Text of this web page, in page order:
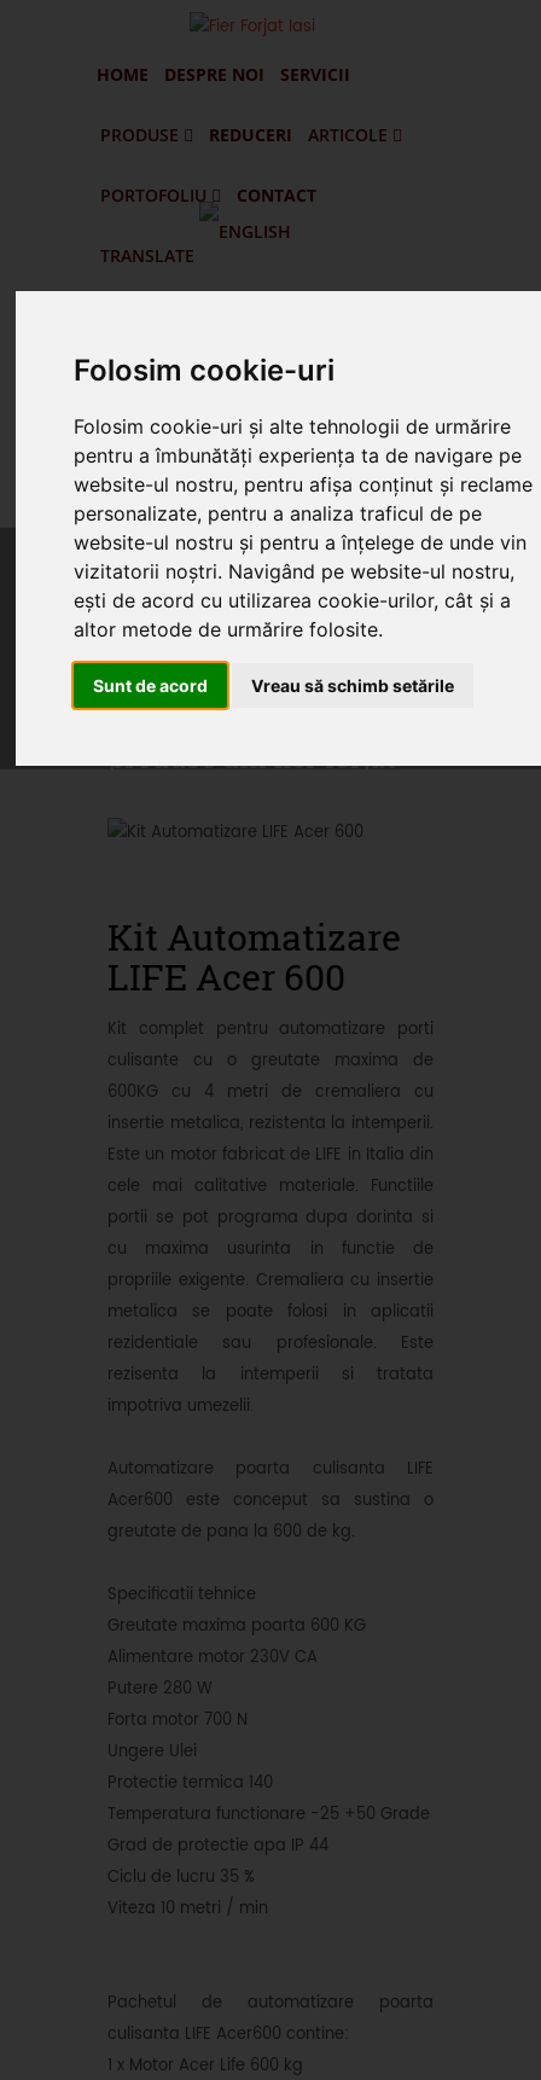
Folosim cookie-uri
Folosim cookie-uri și alte tehnologii de urmărire
pentru a îmbunătăți experiența ta de navigare pe
website-ul nostru, pentru afișa conținut și reclame
personalizate, pentru a analiza traficul de pe
website-ul nostru și pentru a înțelege de unde vin
vizitatorii noștri. Navigând pe website-ul nostru,
ești de acord cu utilizarea cookie-urilor, cât și a
altor metode de urmărire folosite.
Sunt de acord Vreau să schimb setările
HOME DESPRE NOI SERVICII
PRODUSE REDUCERI ARTICOLE
PORTOFOLIU CONTACT
TRANSLATE
Suna 0745.578.165
Home Produse Oferte
Servicii
Articole
produse din fier forjat
Kit Automatizare
LIFE Acer 600
Kit complet pentru automatizare porti
culisante cu o greutate maxima de
600KG cu 4 metri de cremaliera cu
insertie metalica, rezistenta la intemperii.
Este un motor fabricat de LIFE in Italia din
cele mai calitative materiale. Functiile
portii se pot programa dupa dorinta si
cu maxima usurinta in functie de
propriile exigente. Cremaliera cu insertie
metalica se poate folosi in aplicatii
rezidentiale sau profesionale. Este
rezisenta la intemperii si tratata
impotriva umezelii.
Automatizare poarta culisanta LIFE
Acer600 este conceput sa sustina o
greutate de pana la 600 de kg.
Specificatii tehnice
Greutate maxima poarta 600 KG
Alimentare motor 230V CA
Putere 280 W
Forta motor 700 N
Ungere Ulei
Protectie termica 140
Temperatura functionare -25 +50 Grade
Grad de protectie apa IP 44
Ciclu de lucru 35 %
Viteza 10 metri / min
Pachetul de automatizare poarta
culisanta LIFE Acer600 contine:
1 x Motor Acer Life 600 kg